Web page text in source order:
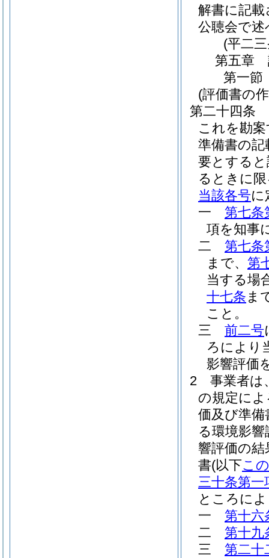
解書に記
公聴会で
(平二
第五章
第一節
(評価書の
第二十四条
これを勘
準備書の
要とする
るときに
当該各号に
一
第七条
項を知事
二
第七条
まで、 第
当する場
十七条 ま
こと。
三
前二号
ろにより
影響評価
2
事業者は
の規定に
価及び準
る環境影
響評価の
書(以下こ
三十条第一
ところに
一
第十六
二
第十九
三
第二十